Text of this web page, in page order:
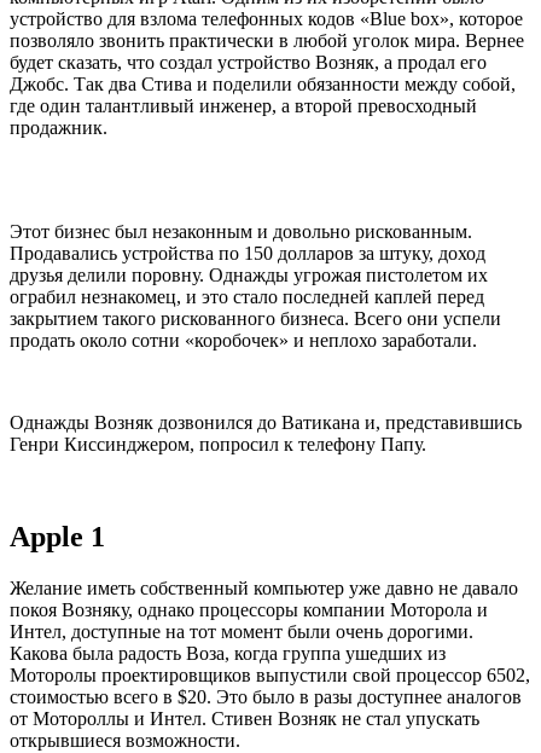
устройство для взлома телефонных кодов «Blue box», которое
позволяло звонить практически в любой уголок мира. Вернее
будет сказать, что создал устройство Возняк, а продал его
Джобс. Так два Стива и поделили обязанности между собой,
где один талантливый инженер, а второй превосходный
продажник.
Этот бизнес был незаконным и довольно рискованным.
Продавались устройства по 150 долларов за штуку, доход
друзья делили поровну. Однажды угрожая пистолетом их
ограбил незнакомец, и это стало последней каплей перед
закрытием такого рискованного бизнеса. Всего они успели
продать около сотни «коробочек» и неплохо заработали.
Однажды Возняк дозвонился до Ватикана и, представившись
Генри Киссинджером, попросил к телефону Папу.
Apple 1
Желание иметь собственный компьютер уже давно не давало
покоя Возняку, однако процессоры компании Моторола и
Интел, доступные на тот момент были очень дорогими.
Какова была радость Воза, когда группа ушедших из
Моторолы проектировщиков выпустили свой процессор 6502,
стоимостью всего в $20. Это было в разы доступнее аналогов
от Мотороллы и Интел. Стивен Возняк не стал упускать
открывшиеся возможности.